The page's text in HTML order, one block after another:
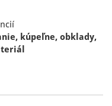
kúpeľne, obklady,